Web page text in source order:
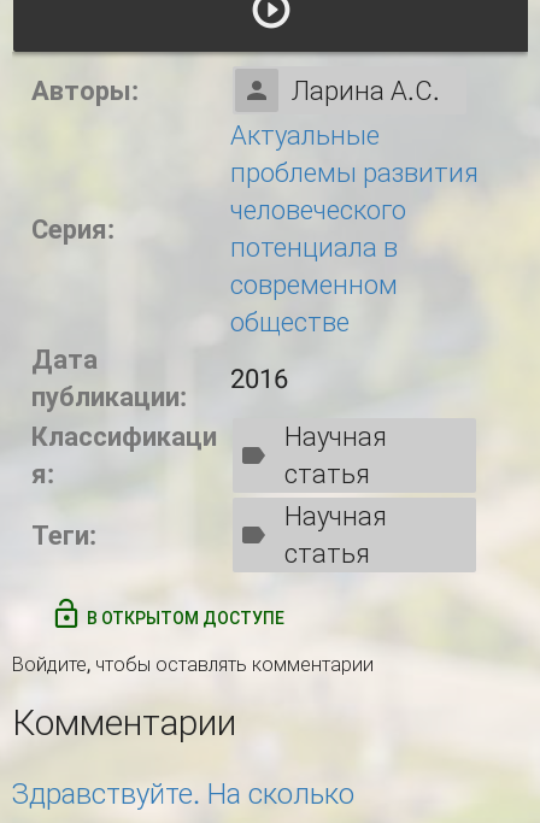
Авторы: Ларина А.С.
Серия:
Актуальные
проблемы развития
человеческого
потенциала в
современном
обществе
Дата
публикации:
2016
Классификаци
я:
Научная
статья
Теги:
Научная
статья
В ОТКРЫТОМ ДОСТУПЕ
Войдите, чтобы оставлять комментарии
Комментарии
Здравствуйте. На сколько